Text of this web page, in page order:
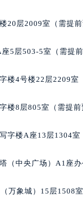
B座22层04室（需提
银大厦A座(旺进大
昆明广场写字楼10层
城长安国际中心E座
达广场写字楼A座10
区大学西街70号华润
号英利国际金融中心
20层2009室（需提前
5层503-5室（需提前
楼4号楼22层2209室
楼8层805室（需提前
字楼A座13层1304室
（中央广场）A1座
万象城）15层1508室